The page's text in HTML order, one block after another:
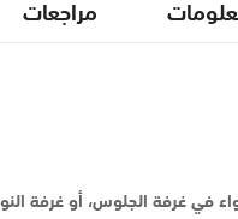
سواء في غرفة الجلوس، أو
مراجعات